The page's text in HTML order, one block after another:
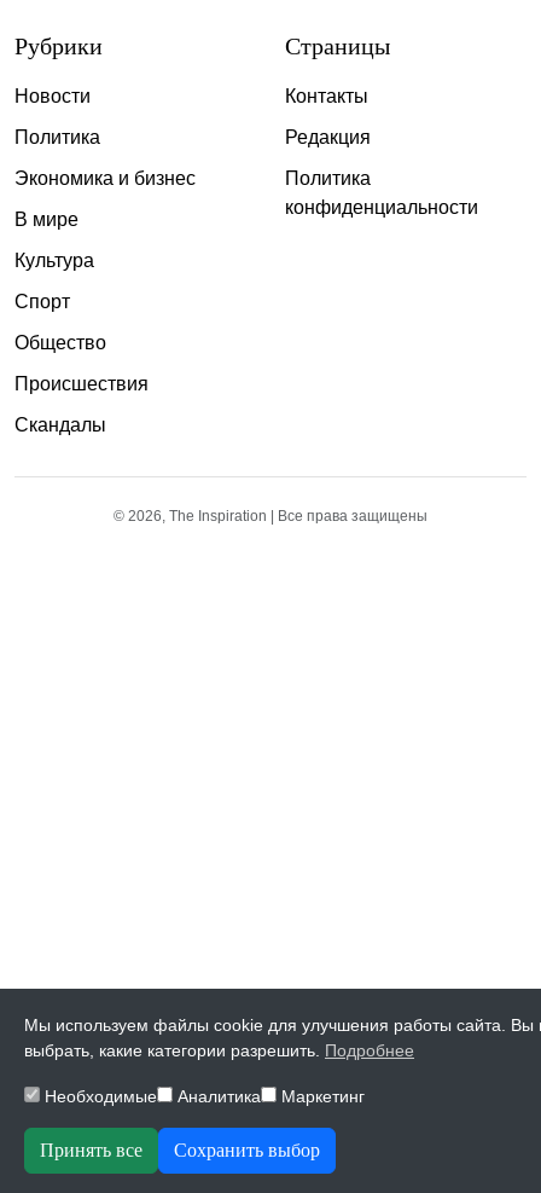
Рубрики
Новости
Политика
Экономика и бизнес
В мире
Культура
Спорт
Общество
Происшествия
Скандалы
Страницы
Контакты
Редакция
Политика
конфиденциальности
© 2026, The Inspiration | Все права защищены
Мы используем файлы cookie для улучшения работы сайта. Вы
выбрать, какие категории разрешить. Подробнее
Необходимые Аналитика Маркетинг
Принять все Сохранить выбор